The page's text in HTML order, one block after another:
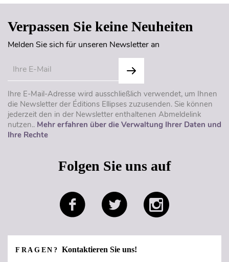
Verpassen Sie keine Neuheiten
Melden Sie sich für unseren Newsletter an
Ihre E-Mail-Adresse wird ausschließlich verwendet, um Ihnen
die Newsletter der Éditions Ellipses zuzusenden. Sie können
jederzeit den in der Newsletter enthaltenen Abmeldelink
nutzen.. Mehr erfahren über die Verwaltung Ihrer Daten und
Ihre Rechte
Folgen Sie uns auf
FRAGEN?Kontaktieren Sie uns!